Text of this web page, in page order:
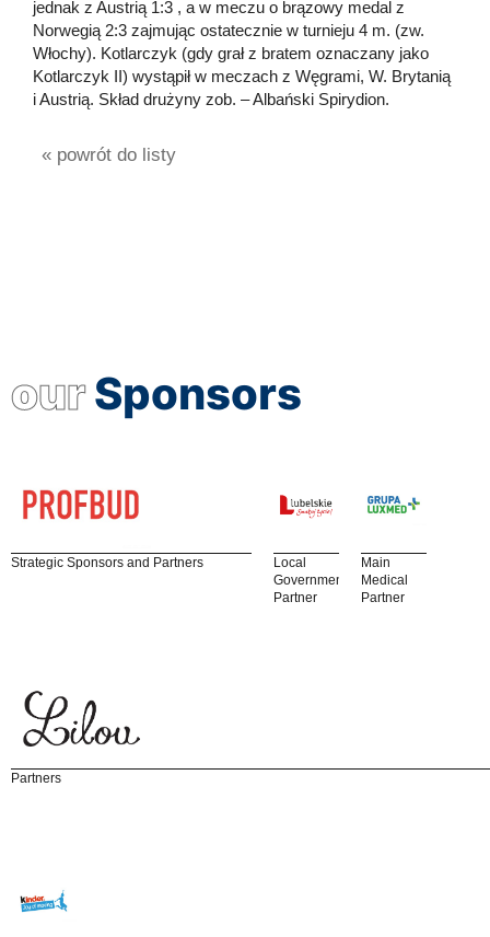
jednak z Austrią 1:3 , a w meczu o brązowy medal z
Norwegią 2:3 zajmując ostatecznie w turnieju 4 m. (zw.
Włochy). Kotlarczyk (gdy grał z bratem oznaczany jako
Kotlarczyk II) wystąpił w meczach z Węgrami, W. Brytanią
i Austrią. Skład drużyny zob. – Albański Spirydion.
« powrót do listy
ourSponsors
Strategic Sponsors and Partners
Local
Government
Partner
Main
Medical
Partner
Partners